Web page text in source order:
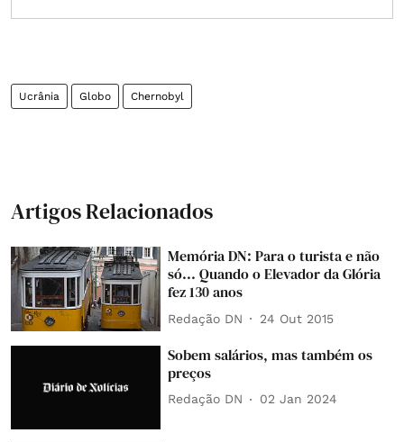
Ucrânia Globo Chernobyl
Artigos Relacionados
Memória DN: Para o turista e não
só... Quando o Elevador da Glória
fez 130 anos
Redação DN 24 Out 2015
Sobem salários, mas também os
preços
Redação DN 02 Jan 2024